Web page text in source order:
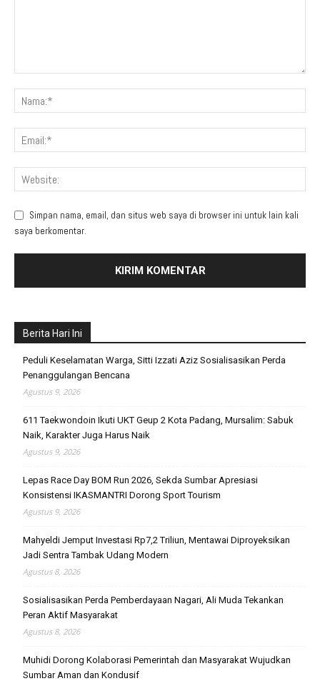
Simpan nama, email, dan situs web saya di browser ini untuk lain kali
saya berkomentar.
Berita Hari Ini
Peduli Keselamatan Warga, Sitti Izzati Aziz Sosialisasikan Perda
Penanggulangan Bencana
Agustus 9, 2026
611 Taekwondoin Ikuti UKT Geup 2 Kota Padang, Mursalim: Sabuk
Naik, Karakter Juga Harus Naik
Agustus 9, 2026
Lepas Race Day BOM Run 2026, Sekda Sumbar Apresiasi
Konsistensi IKASMANTRI Dorong Sport Tourism
Agustus 9, 2026
Mahyeldi Jemput Investasi Rp7,2 Triliun, Mentawai Diproyeksikan
Jadi Sentra Tambak Udang Modern
Agustus 8, 2026
Sosialisasikan Perda Pemberdayaan Nagari, Ali Muda Tekankan
Peran Aktif Masyarakat
Agustus 8, 2026
Muhidi Dorong Kolaborasi Pemerintah dan Masyarakat Wujudkan
Sumbar Aman dan Kondusif